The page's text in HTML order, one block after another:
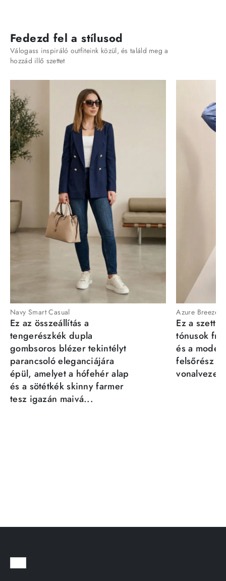
Fedezd fel a stílusod
Válogass inspiráló outfiteink közül, és találd meg a
hozzád illő szettet
Navy Smart Casual
Ez az összeállítás a
tengerészkék dupla
gombsoros blézer tekintélyt
parancsoló eleganciájára
épül, amelyet a hófehér alap
és a sötétkék skinny farmer
tesz igazán maivá...
Azure Breeze
Ez a szett
tónusok
és a
felsőrész